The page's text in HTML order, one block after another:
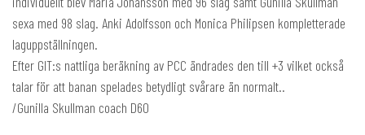
sexa med 98 slag. Anki Adolfsson och Monica Philipsen kompletterade
laguppställningen.
Efter GIT:s nattliga beräkning av PCC ändrades den till +3 vilket också
talar för att banan spelades betydligt svårare än normalt..
/Gunilla Skullman coach D60